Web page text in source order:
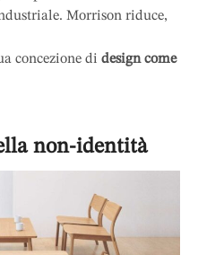
Morrison riduce,
concezione di design come
non-identità